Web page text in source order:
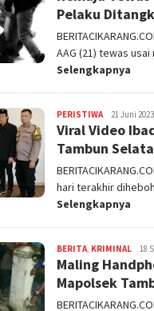
Pelaku
AAG (21) tewas
Selengkapnya
PERISTIWAadmin
21 Juni 2023
Viral Video
Tambun
hari terakhir
Selengkapnya
BERITA, KRIMINAL 18
Maling
Mapolsek